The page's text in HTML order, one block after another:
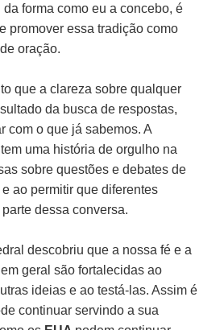
da forma como eu a concebo, é
promover essa tradição como
oração.
que a clareza sobre qualquer
da busca de respostas,
com o que já sabemos. A
tem uma história de orgulho na
sobre questões e debates de
ao permitir que diferentes
dessa conversa.
descobriu que a nossa fé e a
geral são fortalecidas ao
ideias e ao testá-las. Assim é
continuar servindo a sua